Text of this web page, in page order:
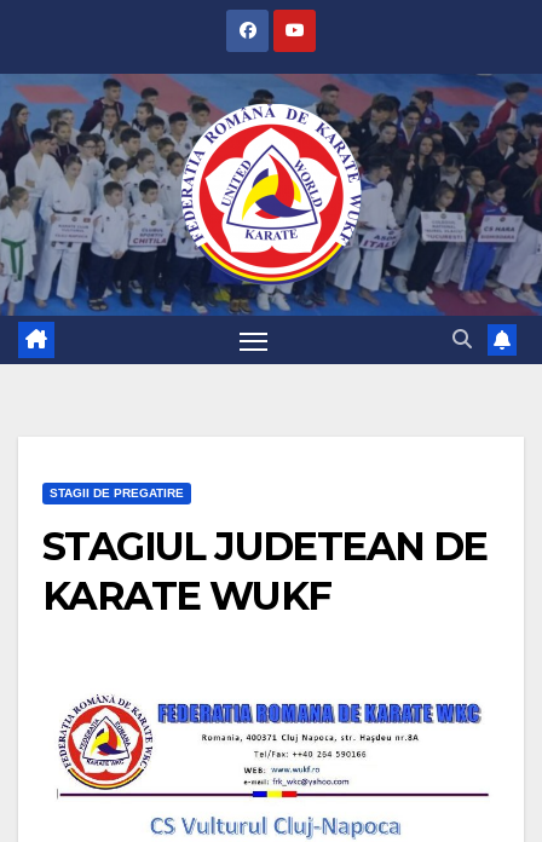
CONTENT
STAGII DE PREGATIRE
STAGIUL JUDETEAN DE
KARATE WUKF